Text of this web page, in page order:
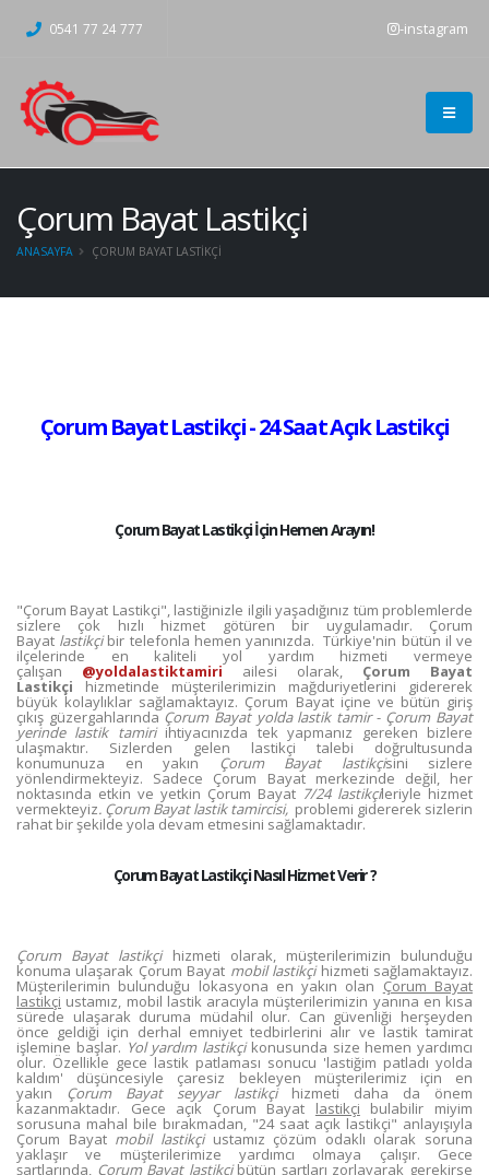
0541 77 24 777 -instagram
Çorum Bayat Lastikçi
ANASAYFA ÇORUM BAYAT LASTIKÇI
Çorum Bayat Lastikçi - 24 Saat Açık Lastikçi
Çorum Bayat Lastikçi İçin Hemen Arayın!
"Çorum Bayat Lastikçi", lastiğinizle ilgili yaşadığınız tüm problemlerde
sizlere çok hızlı hizmet götüren bir uygulamadır. Çorum
Bayat lastikçibir telefonla hemen yanınızda. Türkiye'nin bütün il ve
ilçelerinde en kaliteli yol yardım hizmeti vermeye
çalışan @yoldalastiktamiriailesi olarak, Çorum Bayat
Lastikçi hizmetinde müşterilerimizin mağduriyetlerini gidererek
büyük kolaylıklar sağlamaktayız. Çorum Bayat içine ve bütün giriş
çıkış güzergahlarındaÇorum Bayat yolda lastik tamir- Çorum Bayat
yerinde lastik tamiriihtiyacınızda tek yapmanız gereken bizlere
ulaşmaktır. Sizlerden gelen lastikçi talebi doğrultusunda
konumunuza en yakın Çorum Bayat lastikçisini sizlere
yönlendirmekteyiz. Sadece Çorum Bayat merkezinde değil, her
noktasında etkin ve yetkin Çorum Bayat 7/24 lastikçileriyle hizmet
vermekteyiz. Çorum Bayat lastik tamircisi, problemi gidererek sizlerin
rahat bir şekilde yola devam etmesini sağlamaktadır.
Çorum Bayat Lastikçi Nasıl Hizmet Verir ?
Çorum Bayat lastikçihizmeti olarak, müşterilerimizin bulunduğu
konuma ulaşarak Çorum Bayat mobil lastikçihizmeti sağlamaktayız.
Müşterilerimin bulunduğu lokasyona en yakın olan Çorum Bayat
lastikçi ustamız, mobil lastik aracıyla müşterilerimizin yanına en kısa
sürede ulaşarak duruma müdahil olur. Can güvenliği herşeyden
önce geldiği için derhal emniyet tedbirlerini alır ve lastik tamirat
işlemine başlar. Yol yardım lastikçikonusunda size hemen yardımcı
olur. Özellikle gece lastik patlaması sonucu 'lastiğim patladı yolda
kaldım' düşüncesiyle çaresiz bekleyen müşterilerimiz için en
yakın Çorum Bayat seyyar lastikçihizmeti daha da önem
kazanmaktadır. Gece açık Çorum Bayat lastikçi bulabilir miyim
sorusuna mahal bile bırakmadan, "24 saat açık lastikçi" anlayışıyla
Çorum Bayat mobil lastikçiustamız çözüm odaklı olarak soruna
yaklaşır ve müşterilerimize yardımcı olmaya çalışır. Gece
şartlarında, Çorum Bayat lastikçibütün şartları zorlayarak gerekirse